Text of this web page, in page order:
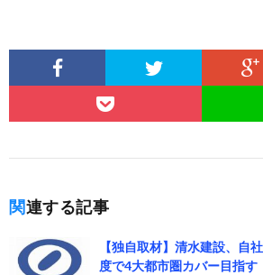
関連する記事
【独自取材】清水建設、自
度で4大都市圏カバー目指す